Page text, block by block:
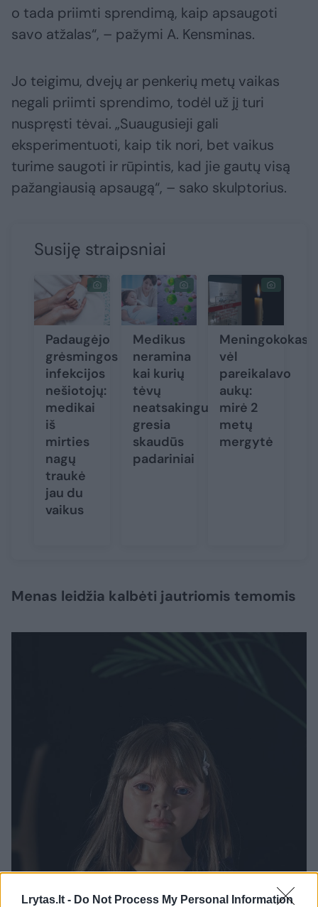
Lrytas.lt - Do Not Process My Personal Information
o tada priimti sprendimą, kaip apsaugoti
savo atžalas“, – pažymi A. Kensminas.
Jo teigimu, dvejų ar penkerių metų vaikas
negali priimti sprendimo, todėl už jį turi
nuspręsti tėvai. „Suaugusieji gali
eksperimentuoti, kaip tik nori, bet vaikus
turime saugoti ir rūpintis, kad jie gautų visą
pažangiausią apsaugą“, – sako skulptorius.
Susiję straipsniai
Padaugėjo
grėsmingos
infekcijos
nešiotojų:
medikai
iš
mirties
nagų
traukė
jau du
vaikus
Medikus
neramina
kai kurių
tėvų
neatsakingumas:
gresia
skaudūs
padariniai
Meningokokas
vėl
pareikalavo
aukų:
mirė 2
metų
mergytė
Menas leidžia kalbėti jautriomis temomis